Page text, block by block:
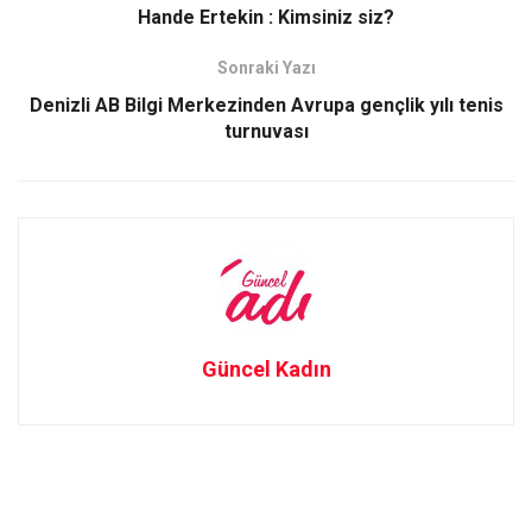
k
n
Hande Ertekin : Kimsiniz siz?
Sonraki Yazı
Denizli AB Bilgi Merkezinden Avrupa gençlik yılı tenis
turnuvası
Güncel Kadın